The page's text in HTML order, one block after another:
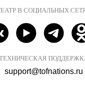
В СОЦИАЛЬНЫХ
support@tofnations.ru